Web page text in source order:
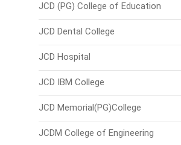
JCD (PG) College of Education
JCD Dental College
JCD Hospital
JCD IBM College
JCD Memorial(PG)College
JCDM College of Engineering